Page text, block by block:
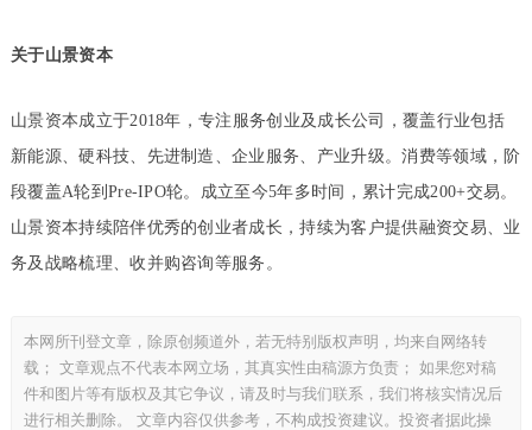
关于山景资本
山景资本成立于2018年，专注服务创业及成长公司，覆盖行业包括
新能源、硬科技、先进制造、企业服务、产业升级。消费等领域，阶
段覆盖A轮到Pre-IPO轮。成立至今5年多时间，累计完成200+交易。
山景资本持续陪伴优秀的创业者成长，持续为客户提供融资交易、业
务及战略梳理、收并购咨询等服务。
本网所刊登文章，除原创频道外，若无特别版权声明，均来自网络转
载； 文章观点不代表本网立场，其真实性由稿源方负责； 如果您对稿
件和图片等有版权及其它争议，请及时与我们联系，我们将核实情况后
进行相关删除。 文章内容仅供参考，不构成投资建议。投资者据此操